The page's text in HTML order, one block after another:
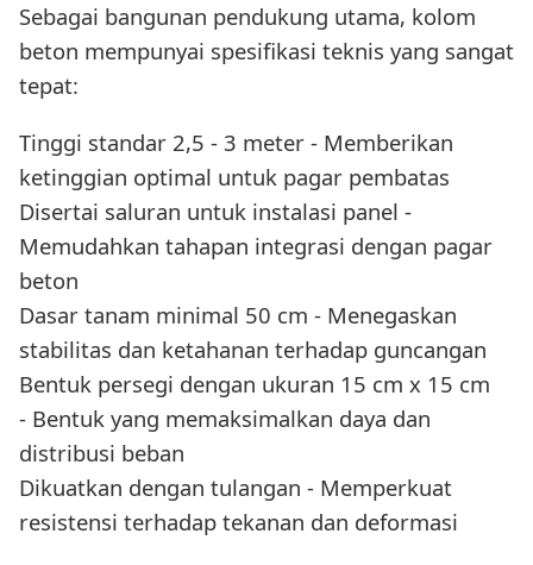
Sebagai bangunan pendukung utama, kolom
beton mempunyai spesifikasi teknis yang sangat
tepat:
Tinggi standar 2,5 - 3 meter - Memberikan
ketinggian optimal untuk pagar pembatas
Disertai saluran untuk instalasi panel -
Memudahkan tahapan integrasi dengan pagar
beton
Dasar tanam minimal 50 cm - Menegaskan
stabilitas dan ketahanan terhadap guncangan
Bentuk persegi dengan ukuran 15 cm x 15 cm
- Bentuk yang memaksimalkan daya dan
distribusi beban
Dikuatkan dengan tulangan - Memperkuat
resistensi terhadap tekanan dan deformasi